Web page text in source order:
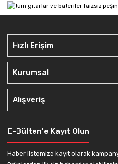
Hızlı Erişim
Kurumsal
Alışveriş
E-Bülten'e Kayıt Olun
Haber listemize kayıt olarak